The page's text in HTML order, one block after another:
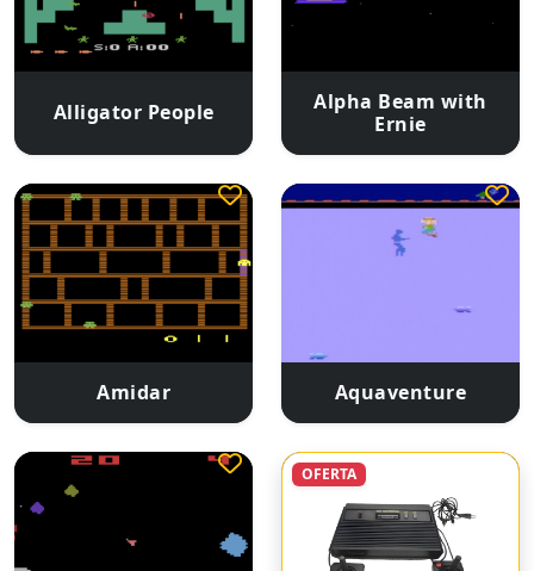
Alligator People
Alpha Beam with
Ernie
Amidar Aquaventure
OFERTA